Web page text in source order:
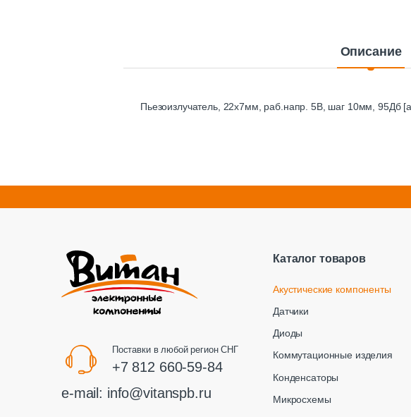
Описание
Пьезоизлучатель, 22х7мм, раб.напр. 5В, шаг 10мм, 95Дб
Поставки в любой регион СНГ
+7 812 660-59-84
e-mail: info@vitanspb.ru
Каталог товаров
Акустические компоненты
Датчики
Диоды
Коммутационные изделия
Конденсаторы
Микросхемы